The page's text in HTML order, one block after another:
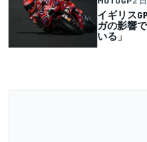
イギリス
ガの影響
いる」